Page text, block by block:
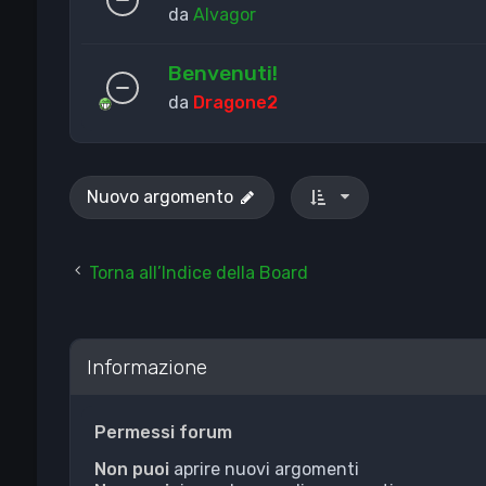
da Alvagor
Benvenuti!
da Dragone2
Nuovo argomento
Torna all’Indice della Board
Informazione
Permessi forum
Non puoiaprire nuovi argomenti